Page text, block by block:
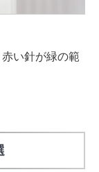
い針が緑の範